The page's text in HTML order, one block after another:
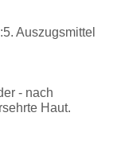
Auszugsmittel
- nach
Haut.